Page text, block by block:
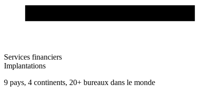
Services financiers
Implantations
9 pays, 4 continents, 20+ bureaux dans le monde